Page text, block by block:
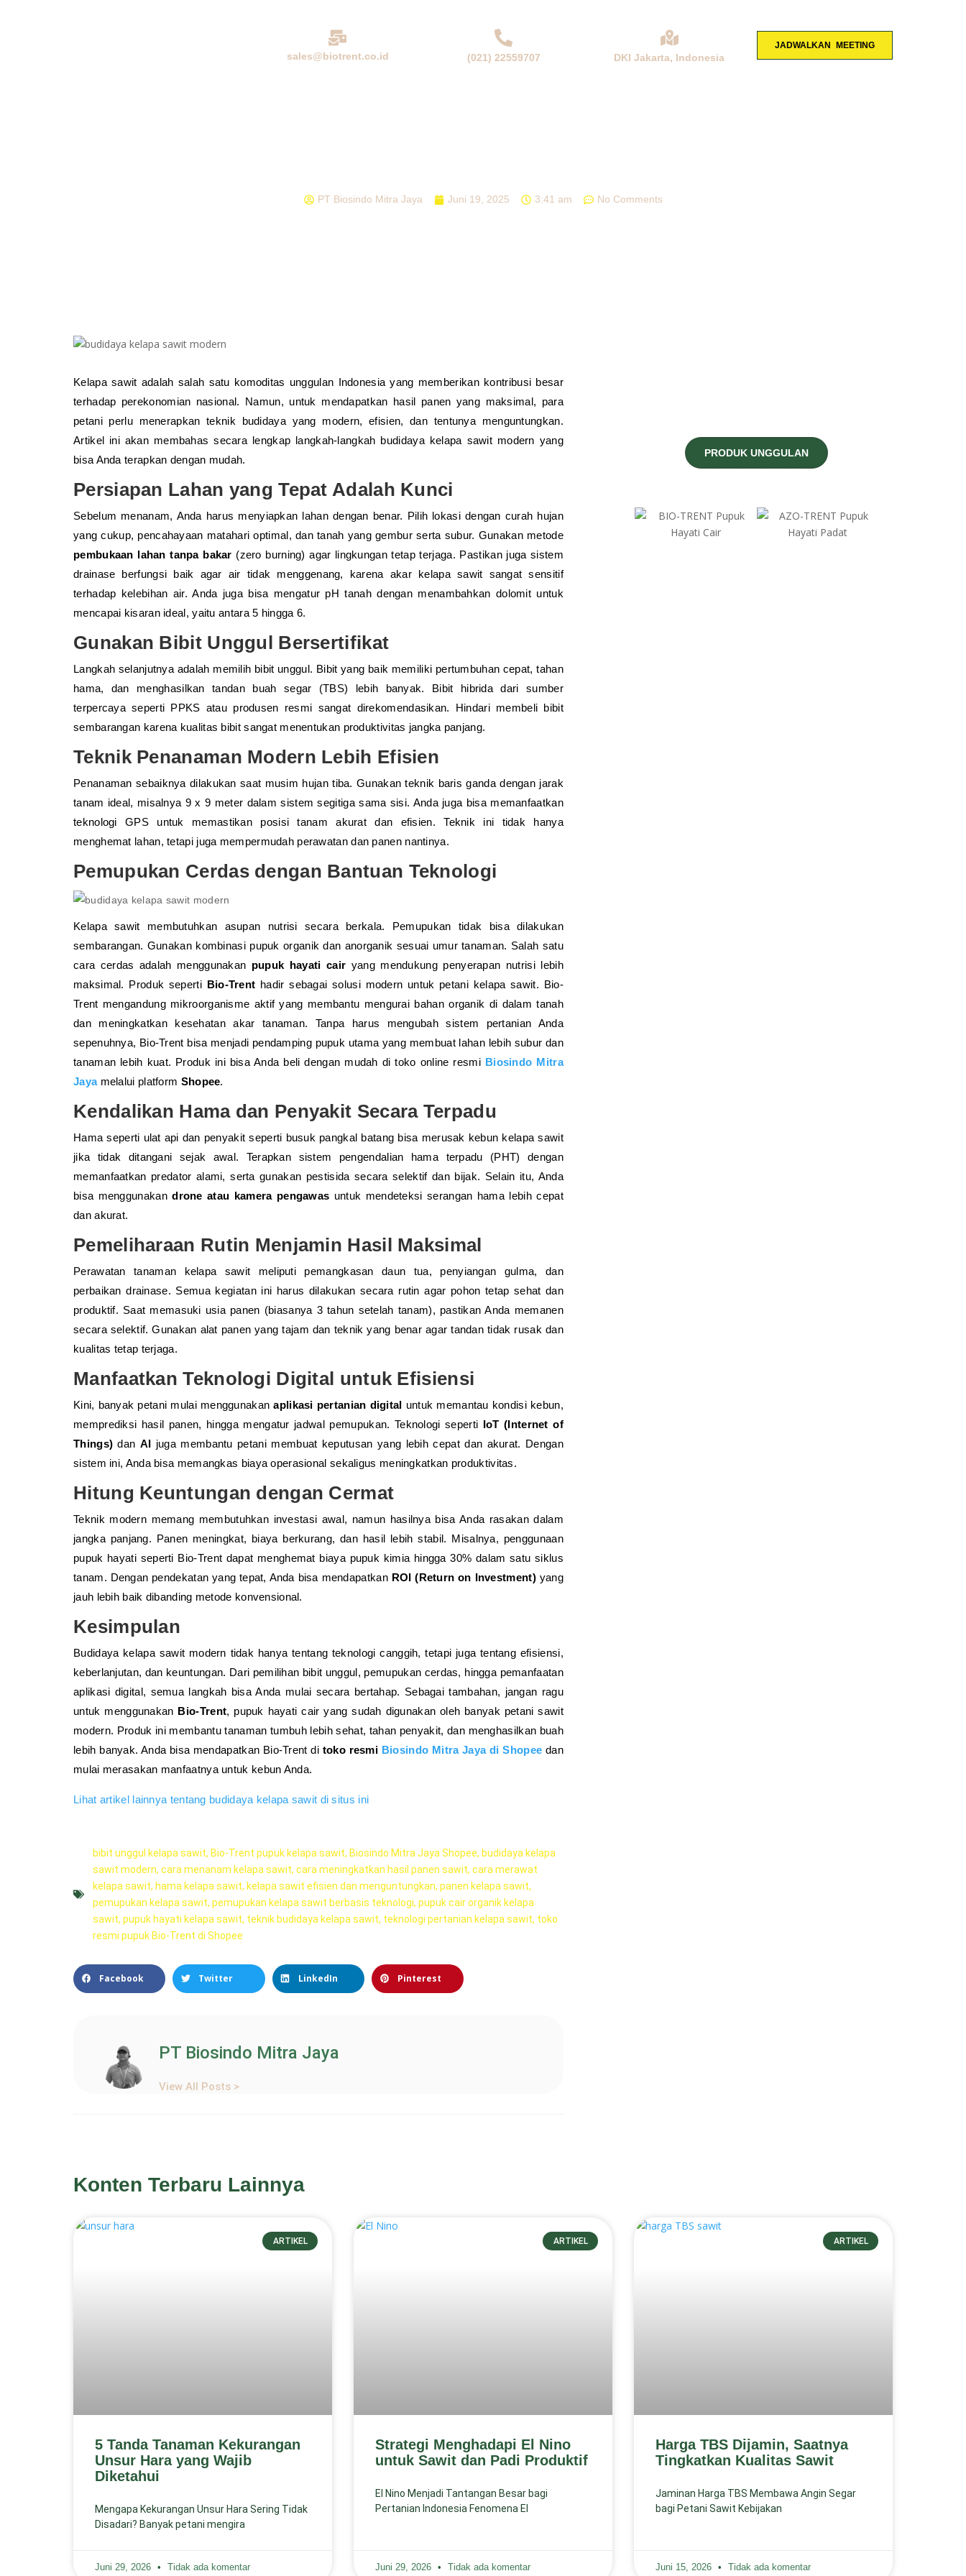
sales@biotrent.co.id (021) 22559707 DKI Jakarta, Indonesia
JADWALKAN MEETING
PT Biosindo Mitra Jaya Juni 19, 2025 3:41 am No Comments
Kelapa sawit adalah salah satu komoditas unggulan Indonesia yang memberikan kontribusi besar
terhadap perekonomian nasional. Namun, untuk mendapatkan hasil panen yang maksimal, para
petani perlu menerapkan teknik budidaya yang modern, efisien, dan tentunya menguntungkan.
Artikel ini akan membahas secara lengkap langkah-langkah budidaya kelapa sawit modern yang
bisa Anda terapkan dengan mudah.
Persiapan Lahan yang Tepat Adalah Kunci
Sebelum menanam, Anda harus menyiapkan lahan dengan benar. Pilih lokasi dengan curah hujan
yang cukup, pencahayaan matahari optimal, dan tanah yang gembur serta subur. Gunakan metode
pembukaan lahan tanpa bakar (zero burning) agar lingkungan tetap terjaga. Pastikan juga sistem
drainase berfungsi baik agar air tidak menggenang, karena akar kelapa sawit sangat sensitif
terhadap kelebihan air. Anda juga bisa mengatur pH tanah dengan menambahkan dolomit untuk
mencapai kisaran ideal, yaitu antara 5 hingga 6.
Gunakan Bibit Unggul Bersertifikat
Langkah selanjutnya adalah memilih bibit unggul. Bibit yang baik memiliki pertumbuhan cepat, tahan
hama, dan menghasilkan tandan buah segar (TBS) lebih banyak. Bibit hibrida dari sumber
terpercaya seperti PPKS atau produsen resmi sangat direkomendasikan. Hindari membeli bibit
sembarangan karena kualitas bibit sangat menentukan produktivitas jangka panjang.
Teknik Penanaman Modern Lebih Efisien
Penanaman sebaiknya dilakukan saat musim hujan tiba. Gunakan teknik baris ganda dengan jarak
tanam ideal, misalnya 9 x 9 meter dalam sistem segitiga sama sisi. Anda juga bisa memanfaatkan
teknologi GPS untuk memastikan posisi tanam akurat dan efisien. Teknik ini tidak hanya
menghemat lahan, tetapi juga mempermudah perawatan dan panen nantinya.
Pemupukan Cerdas dengan Bantuan Teknologi
Kelapa sawit membutuhkan asupan nutrisi secara berkala. Pemupukan tidak bisa dilakukan
sembarangan. Gunakan kombinasi pupuk organik dan anorganik sesuai umur tanaman. Salah satu
cara cerdas adalah menggunakan pupuk hayati cair yang mendukung penyerapan nutrisi lebih
maksimal. Produk seperti Bio-Trent hadir sebagai solusi modern untuk petani kelapa sawit. Bio-
Trent mengandung mikroorganisme aktif yang membantu mengurai bahan organik di dalam tanah
dan meningkatkan kesehatan akar tanaman. Tanpa harus mengubah sistem pertanian Anda
sepenuhnya, Bio-Trent bisa menjadi pendamping pupuk utama yang membuat lahan lebih subur dan
tanaman lebih kuat. Produk ini bisa Anda beli dengan mudah di toko online resmi Biosindo Mitra
Jayamelalui platform Shopee.
Kendalikan Hama dan Penyakit Secara Terpadu
Hama seperti ulat api dan penyakit seperti busuk pangkal batang bisa merusak kebun kelapa sawit
jika tidak ditangani sejak awal. Terapkan sistem pengendalian hama terpadu (PHT) dengan
memanfaatkan predator alami, serta gunakan pestisida secara selektif dan bijak. Selain itu, Anda
bisa menggunakandrone atau kamera pengawas untuk mendeteksi serangan hama lebih cepat
dan akurat.
Pemeliharaan Rutin Menjamin Hasil Maksimal
Perawatan tanaman kelapa sawit meliputi pemangkasan daun tua, penyiangan gulma, dan
perbaikan drainase. Semua kegiatan ini harus dilakukan secara rutin agar pohon tetap sehat dan
produktif. Saat memasuki usia panen (biasanya 3 tahun setelah tanam), pastikan Anda memanen
secara selektif. Gunakan alat panen yang tajam dan teknik yang benar agar tandan tidak rusak dan
kualitas tetap terjaga.
Manfaatkan Teknologi Digital untuk Efisiensi
Kini, banyak petani mulai menggunakanaplikasi pertanian digital untuk memantau kondisi kebun,
memprediksi hasil panen, hingga mengatur jadwal pemupukan. Teknologi seperti IoT (Internet of
Things) dan AI juga membantu petani membuat keputusan yang lebih cepat dan akurat. Dengan
sistem ini, Anda bisa memangkas biaya operasional sekaligus meningkatkan produktivitas.
Hitung Keuntungan dengan Cermat
Teknik modern memang membutuhkan investasi awal, namun hasilnya bisa Anda rasakan dalam
jangka panjang. Panen meningkat, biaya berkurang, dan hasil lebih stabil. Misalnya, penggunaan
pupuk hayati seperti Bio-Trent dapat menghemat biaya pupuk kimia hingga 30% dalam satu siklus
tanam. Dengan pendekatan yang tepat, Anda bisa mendapatkan ROI (Return on Investment)yang
jauh lebih baik dibanding metode konvensional.
Kesimpulan
Budidaya kelapa sawit modern tidak hanya tentang teknologi canggih, tetapi juga tentang efisiensi,
keberlanjutan, dan keuntungan. Dari pemilihan bibit unggul, pemupukan cerdas, hingga pemanfaatan
aplikasi digital, semua langkah bisa Anda mulai secara bertahap. Sebagai tambahan, jangan ragu
untuk menggunakan Bio-Trent, pupuk hayati cair yang sudah digunakan oleh banyak petani sawit
modern. Produk ini membantu tanaman tumbuh lebih sehat, tahan penyakit, dan menghasilkan buah
lebih banyak. Anda bisa mendapatkan Bio-Trent di toko resmi Biosindo Mitra Jaya di Shopee dan
mulai merasakan manfaatnya untuk kebun Anda.
Lihat artikel lainnya tentang budidaya kelapa sawit di situs ini
bibit unggul kelapa sawit, Bio-Trent pupuk kelapa sawit, Biosindo Mitra Jaya Shopee, budidaya kelapa
sawit modern, cara menanam kelapa sawit, cara meningkatkan hasil panen sawit, cara merawat
kelapa sawit, hama kelapa sawit, kelapa sawit efisien dan menguntungkan, panen kelapa sawit,
pemupukan kelapa sawit, pemupukan kelapa sawit berbasis teknologi, pupuk cair organik kelapa
sawit, pupuk hayati kelapa sawit, teknik budidaya kelapa sawit, teknologi pertanian kelapa sawit, toko
resmi pupuk Bio-Trent di Shopee
Facebook Twitter LinkedIn Pinterest
PT Biosindo Mitra Jaya
View All Posts >
PRODUK UNGGULAN
Konten Terbaru Lainnya
ARTIKEL
5 Tanda Tanaman Kekurangan
Unsur Hara yang Wajib
Diketahui
Mengapa Kekurangan Unsur Hara Sering Tidak
Disadari? Banyak petani mengira
Juni 29, 2026 Tidak ada komentar
ARTIKEL
Strategi Menghadapi El Nino
untuk Sawit dan Padi Produktif
El Nino Menjadi Tantangan Besar bagi
Pertanian Indonesia Fenomena El
Juni 29, 2026 Tidak ada komentar
ARTIKEL
Harga TBS Dijamin, Saatnya
Tingkatkan Kualitas Sawit
Jaminan Harga TBS Membawa Angin Segar
bagi Petani Sawit Kebijakan
Juni 15, 2026 Tidak ada komentar